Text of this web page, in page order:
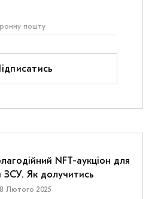
NFT-аукціон для
ЗСУ. Як долучитись
Лютого 2025